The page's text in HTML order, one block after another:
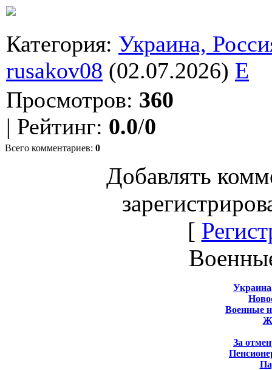
Категория: Украина,
rusakov08 (02.07.2026) E
Просмотров: 360
| Рейтинг: 0.0/0
Всего комментариев: 0
Добавлять
[
Военные
За